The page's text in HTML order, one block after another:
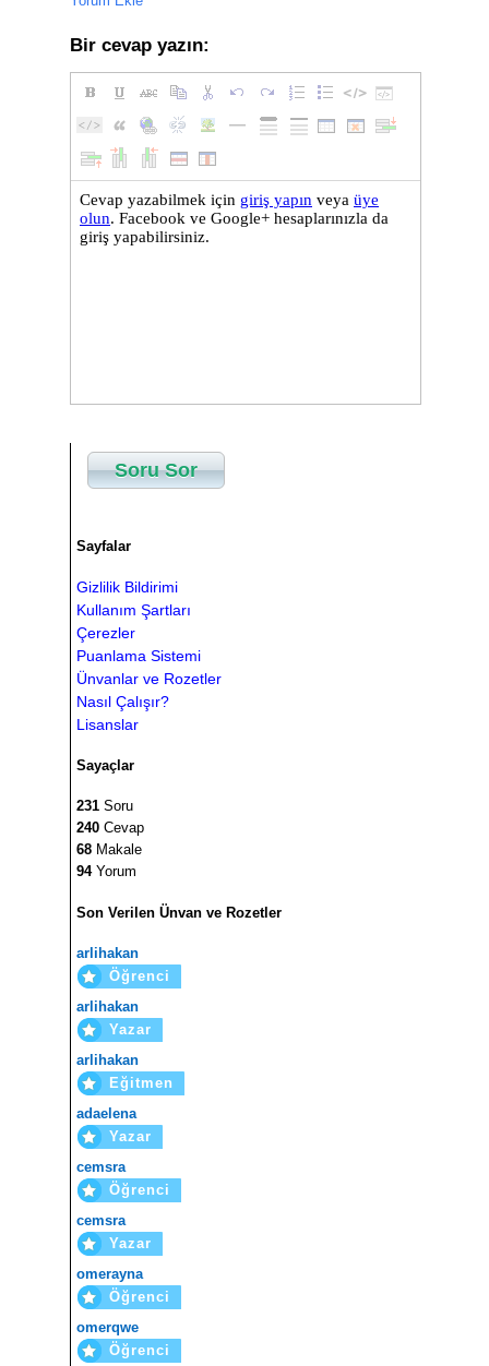
Bir cevap yazın:
Soru Sor
Sayfalar
Gizlilik Bildirimi
Kullanım Şartları
Çerezler
Puanlama Sistemi
Ünvanlar ve Rozetler
Nasıl Çalışır?
Lisanslar
Sayaçlar
231 Soru
240 Cevap
68 Makale
94Yorum
Son Verilen Ünvan ve Rozetler
arlihakan
Öğrenci
arlihakan
Yazar
arlihakan
Eğitmen
adaelena
Yazar
cemsra
Öğrenci
cemsra
Yazar
omerayna
Öğrenci
omerqwe
Öğrenci